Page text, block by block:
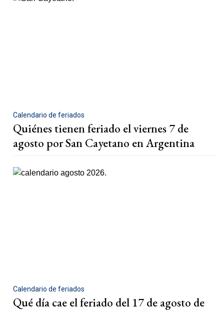
Calendario de feriados
Quiénes tienen feriado el viernes 7 de
agosto por San Cayetano en Argentina
Calendario de feriados
Qué día cae el feriado del 17 de agosto de